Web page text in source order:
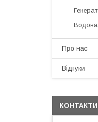
Про нас
Відгуки
КОНТАКТИ